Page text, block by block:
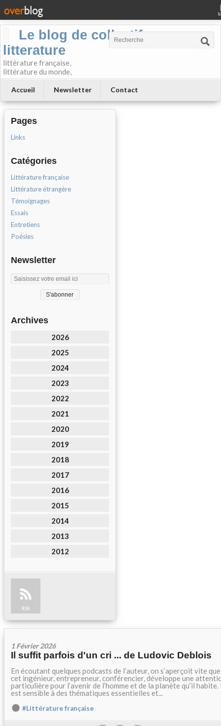
Le blog de collectif-
litterature
littérature française,
littérature du monde,
Accueil Newsletter Contact
Pages
Links
Catégories
Littérature française
Littérature étrangère
Témoignages
Essais
Entretiens
Poésies
Newsletter
Archives
2026
2025
2024
2023
2022
2021
2020
2019
2018
2017
2016
2015
2014
2013
2012
RSS
1 Février 2026
Il suffit parfois d'un cri ... de Ludovic Deblois
En écoutant quelques podcasts de l’auteur, on s’aperçoit vite que
cet ingénieur, entrepreneur, conférencier, développe une
particulière pour l’avenir de l’homme et de la planète qu’il habite.
est sensible à des thématiques essentielles et...
#Littérature française